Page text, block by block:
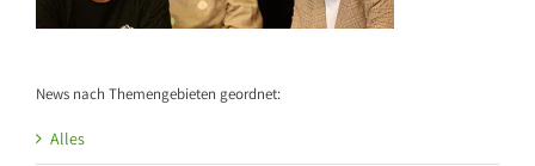
News nach Themengebieten geordnet:
Alles